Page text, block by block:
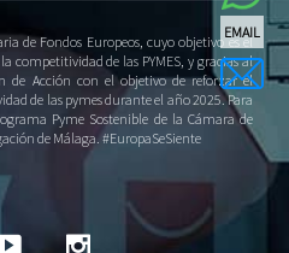
EMAIL
de Fondos Europeos, cuyo objetivo es el
competitividad de las PYMES, y gracias al
Acción con el objetivo de reforzar el
de las pymes durante el año 2025. Para
Pyme Sostenible de la Cámara de
de Málaga. #EuropaSeSiente